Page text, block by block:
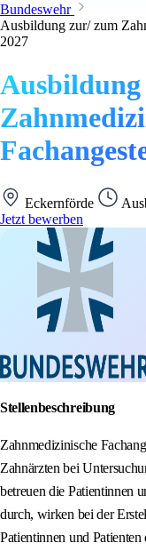
Bundeswehr
Ausbildung zur/ zum
2027
Eckernförde
Jetzt bewerben
Stellenbeschreibung
Zahnmedizinische
Zahnärzten bei
betreuen die Patientinnen
durch, wirken bei der
Patientinnen und